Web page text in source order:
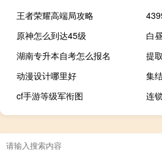
王者荣耀高端局攻略
原神怎么到达45级
白
湖南专升本自考怎么报名
提
动漫设计哪里好
集
cf手游等级军衔图
连